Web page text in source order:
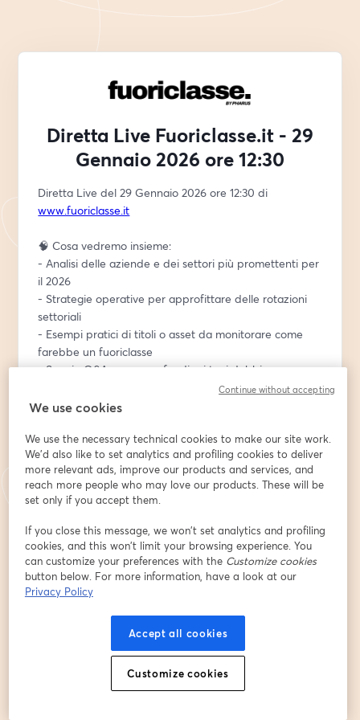
Diretta Live Fuoriclasse.it - 29
Gennaio 2026 ore 12:30
www.fuoriclasse.it
🧠 Cosa vedremo insieme:
- Analisi delle aziende e dei settori più promettenti per
il 2026
- Strategie operative per approfittare delle rotazioni
settoriali
- Esempi pratici di titoli o asset da monitorare come
farebbe un fuoriclasse
- Spazio Q&A per approfondire i tuoi dubbi e
rispondere alle curiosità della community
🎯 Fuoriclasse è il blog creato e gestito da Pharus, nato
con l’obiettivo di condividere i nostri valori e la nostra
visione sugli investimenti con professionisti e
appassionati del settore finanziario.
🌍 Il blog è curato da un team internazionale di Esperti
in Finanza, Gestori di Fondi e Analisti. Team di esperti
con oltre 40 anni di esperienza nei mercati finanziari. I
nostri articoli sono redatti da professionisti altamente
qualificati che uniscono competenze diverse per offrire
analisi e opinioni basate su una profonda
comprensione dei mercati globali.
Nel DNA di Fuoriclasse è scolpita questa citazione di
uno, se non il più grande, dei Fuoriclasse della finanza:
We use cookies
We use the necessary technical cookies to make our site work.
We'd also like to set analytics and profiling cookies to deliver
more relevant ads, improve our products and services, and
reach more people who may love our products. These will be
set only if you accept them.
If you close this message, we won’t set analytics and profiling
cookies, and this won’t limit your browsing experience. You
can customize your preferences with the Customize cookies
button below. For more information, have a look at our
Privacy Policy
Accept all cookies
Customize cookies
Continue without accepting